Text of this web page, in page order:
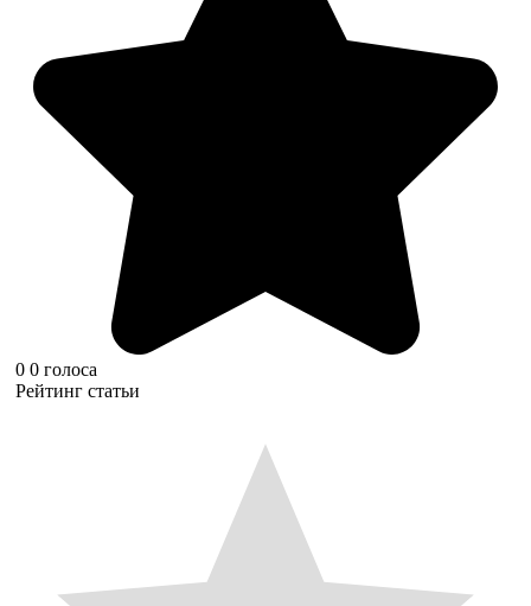
0 0 голоса
Рейтинг статьи